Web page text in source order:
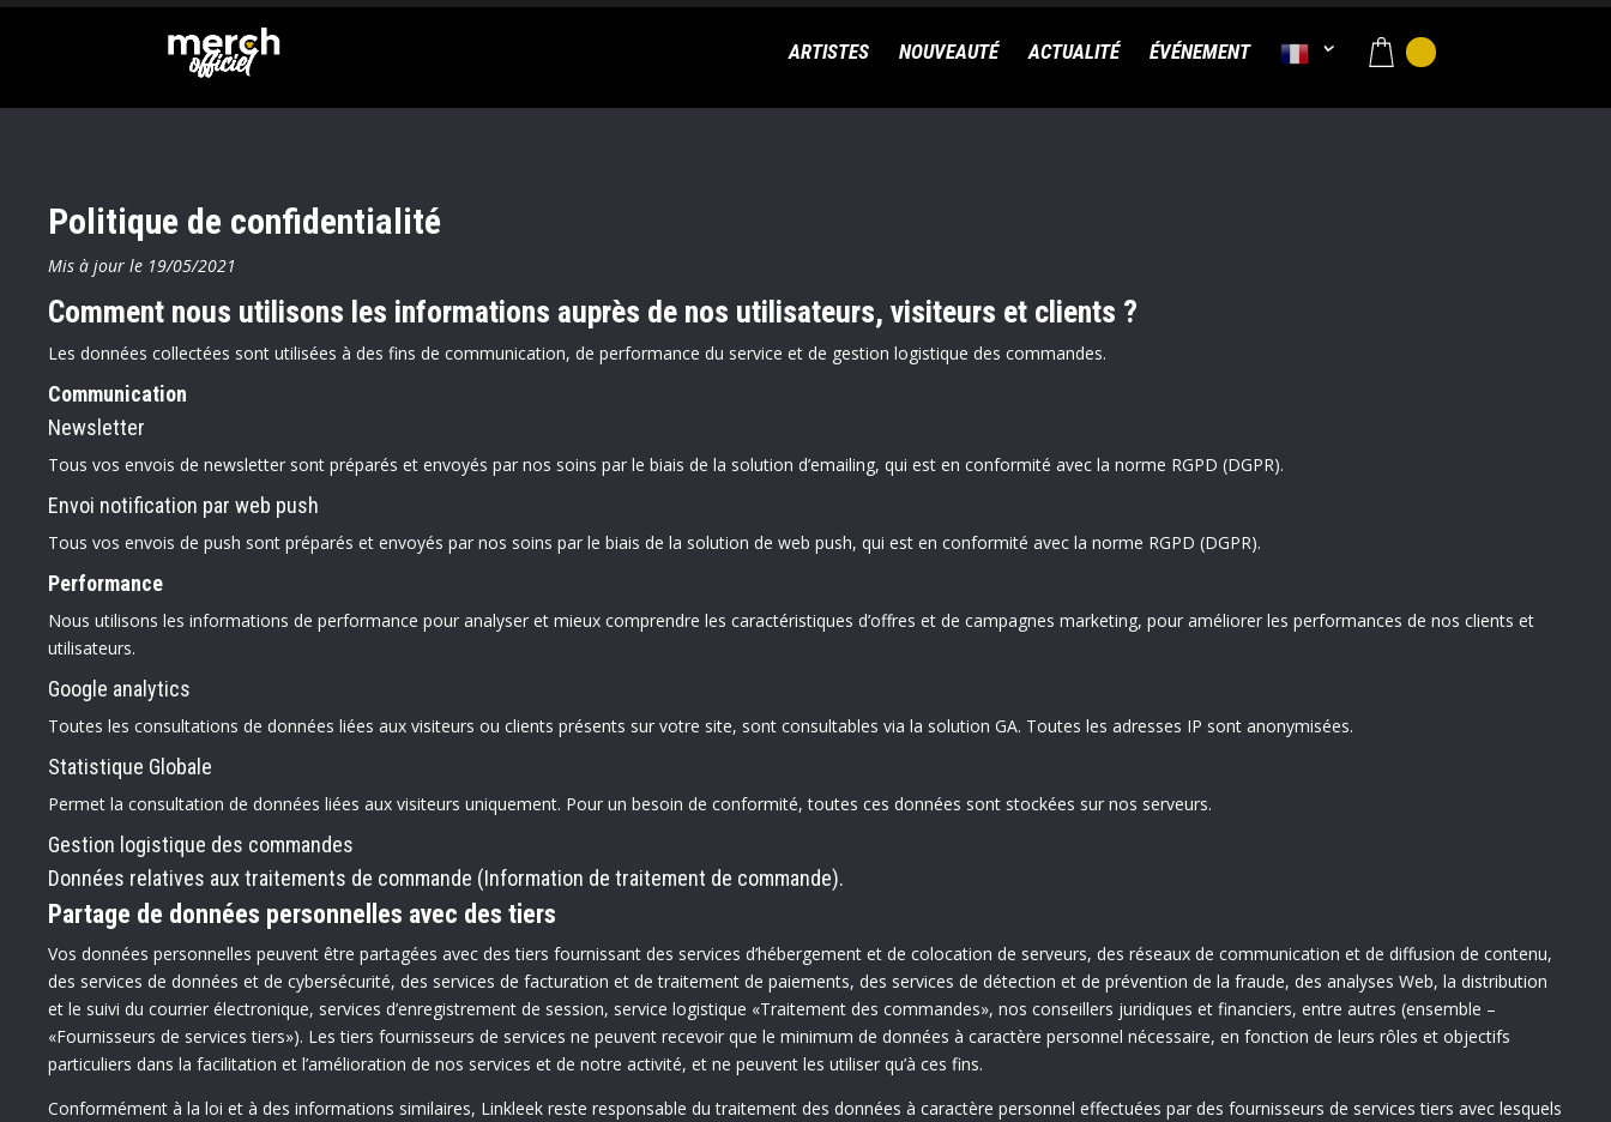
ARTISTES NOUVEAUTÉ ACTUALITÉ ÉVÉNEMENT
Politique de confidentialité
Mis à jour le 19/05/2021
Comment nous utilisons les informations auprès de nos utilisateurs, visiteurs et clients ?
Les données collectées sont utilisées à des fins de communication, de performance du service et de gestion logistique des commandes.
Communication
Newsletter
Tous vos envois de newsletter sont préparés et envoyés par nos soins par le biais de la solution d’emailing, qui est en conformité avec la norme RGPD (DGPR).
Envoi notification par web push
Tous vos envois de push sont préparés et envoyés par nos soins par le biais de la solution de web push, qui est en conformité avec la norme RGPD (DGPR).
Performance
Nous utilisons les informations de performance pour analyser et mieux comprendre les caractéristiques d’offres et de campagnes marketing, pour améliorer les performances de nos clients et
utilisateurs.
Google analytics
Toutes les consultations de données liées aux visiteurs ou clients présents sur votre site, sont consultables via la solution GA. Toutes les adresses IP sont anonymisées.
Statistique Globale
Permet la consultation de données liées aux visiteurs uniquement. Pour un besoin de conformité, toutes ces données sont stockées sur nos serveurs.
Gestion logistique des commandes
Données relatives aux traitements de commande (Information de traitement de commande).
Partage de données personnelles avec des tiers
Vos données personnelles peuvent être partagées avec des tiers fournissant des services d’hébergement et de colocation de serveurs, des réseaux de communication et de diffusion de contenu,
des services de données et de cybersécurité, des services de facturation et de traitement de paiements, des services de détection et de prévention de la fraude, des analyses Web, la distribution
et le suivi du courrier électronique, services d’enregistrement de session, service logistique «Traitement des commandes», nos conseillers juridiques et financiers, entre autres (ensemble –
«Fournisseurs de services tiers»). Les tiers fournisseurs de services ne peuvent recevoir que le minimum de données à caractère personnel nécessaire, en fonction de leurs rôles et objectifs
particuliers dans la facilitation et l’amélioration de nos services et de notre activité, et ne peuvent les utiliser qu’à ces fins.
Conformément à la loi et à des informations similaires, Linkleek reste responsable du traitement des données à caractère personnel effectuées par des fournisseurs de services tiers avec lesquels